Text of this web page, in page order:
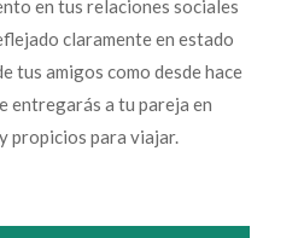
en tus relaciones sociales
claramente en estado
tus amigos como desde hace
entregarás a tu pareja en
propicios para viajar.